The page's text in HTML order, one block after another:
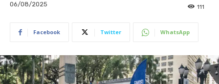
06/08/2025 111
Facebook Twitter WhatsApp